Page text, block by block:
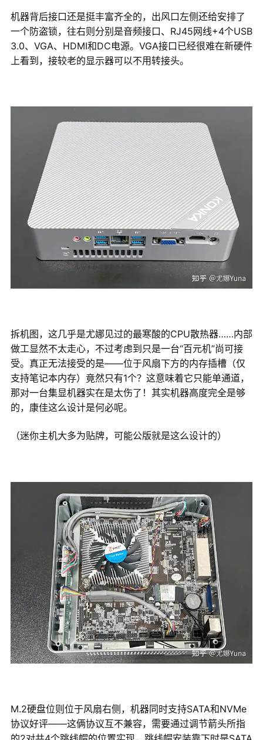
机器背后接口还是挺丰富齐全的，出风口左侧还给安排了
一个防盗锁，往右则分别是音频接口、RJ45网线+4个USB
3.0、VGA、HDMI和DC电源。VGA接口已经很难在新硬件
上看到，接较老的显示器可以不用转接头。
拆机图，这几乎是尤娜见过的最寒酸的CPU散热器……内部
做工显然不太走心，不过考虑到只是一台“百元机”尚可接
受。真正无法接受的是——位于风扇下方的内存插槽（仅
支持笔记本内存）竟然只有1个？这意味着它只能单通道，
那对一台集显机器实在是太伤了！其实机器高度完全是够
的，康佳这么设计是何必呢。
（迷你主机大多为贴牌，可能公版就是这么设计的）
M.2硬盘位则位于风扇右侧，机器同时支持SATA和NVMe
协议好评——这俩协议互不兼容，需要通过调节箭头所指